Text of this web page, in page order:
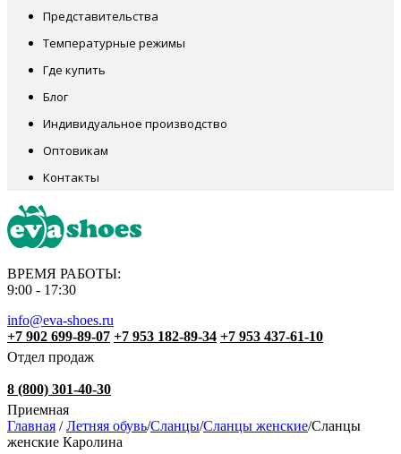
Представительства
Температурные режимы
Где купить
Блог
Индивидуальное производство
Оптовикам
Контакты
ВРЕМЯ РАБОТЫ:
9:00 - 17:30
info@eva-shoes.ru
+7 902 699-89-07 +7 953 182-89-34 +7 953 437-61-10
Отдел продаж
8 (800) 301-40-30
Приемная
Главная / Летняя обувь/Сланцы/Сланцы женские/Сланцы
женские Каролина